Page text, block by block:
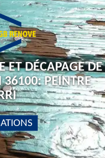
ET DÉCAPAGE DE
36100: PEINTRE